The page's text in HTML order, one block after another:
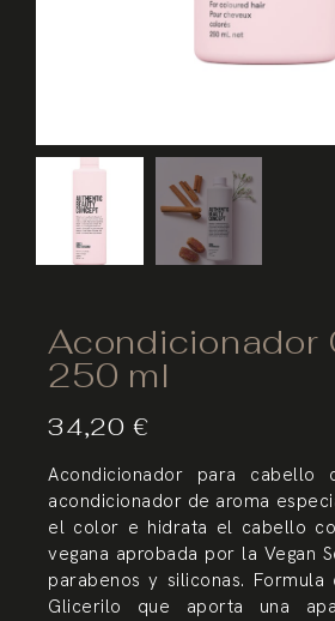
Acondicionador
250 ml
34,20 €
Acondicionador para cabello
acondicionador de aroma
el color e hidrata el cabello
vegana aprobada por la Vegan
parabenos y siliconas.
Glicerilo que aporta una